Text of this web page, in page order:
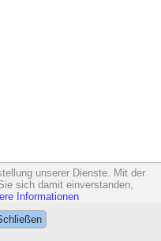
unserer Dienste. Mit der
sich damit einverstanden,
Informationen